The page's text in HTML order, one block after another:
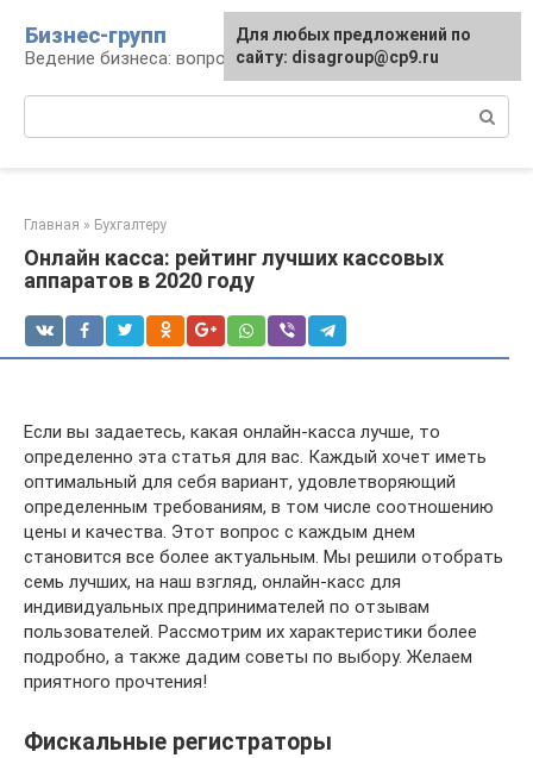
контенту
Бизнес-групп
Ведение бизнеса: вопросы, советы, проблемы
Главная » Бухгалтеру
Онлайн касса: рейтинг лучших кассовых
аппаратов в 2020 году
Если вы задаетесь, какая онлайн-касса лучше, то
определенно эта статья для вас. Каждый хочет иметь
оптимальный для себя вариант, удовлетворяющий
определенным требованиям, в том числе соотношению
цены и качества. Этот вопрос с каждым днем
становится все более актуальным. Мы решили отобрать
семь лучших, на наш взгляд, онлайн-касс для
индивидуальных предпринимателей по отзывам
пользователей. Рассмотрим их характеристики более
подробно, а также дадим советы по выбору. Желаем
приятного прочтения!
Фискальные регистраторы
Для любых предложений по
сайту: disagroup@cp9.ru